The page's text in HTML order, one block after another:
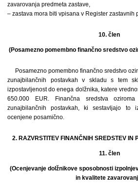
zavarovanja predmeta zastave,
– zastava mora biti vpisana v Register zastavnih
10. člen
(Posamezno pomembno finančno sredstvo
Posamezno pomembno finančno sredstvo
zunajbilančnih postavkah v skladu s tem
izpostavljenost do enega dolžnika, katere
650.000 EUR. Finančna sredstva
zunajbilančnih postavkah, ki sestavljajo to
ocenjene posamično.
2. RAZVRSTITEV FINANČNIH SREDSTEV IN
11. člen
(Ocenjevanje dolžnikove sposobnosti
in kvalitete